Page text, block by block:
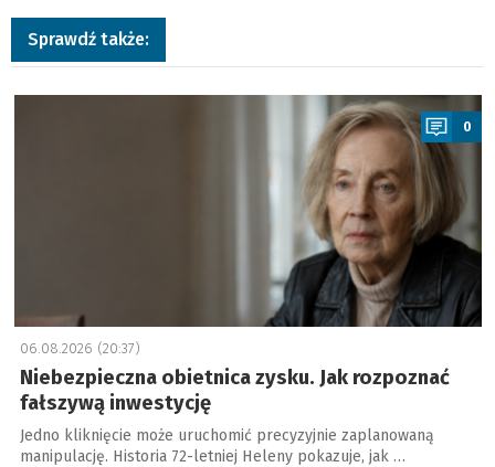
Sprawdź także:
a
0
06.08.2026 (20:37)
Niebezpieczna obietnica zysku. Jak rozpoznać
fałszywą inwestycję
Jedno kliknięcie może uruchomić precyzyjnie zaplanowaną
manipulację. Historia 72-letniej Heleny pokazuje, jak …